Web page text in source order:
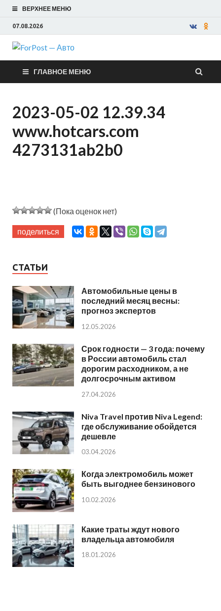
ВЕРХНЕЕ МЕНЮ
07.08.2026
ForPost —
Авто
ГЛАВНОЕ МЕНЮ
2023-05-02 12.39.34
www.hotcars.com
4273131ab2b0
(Пока оценок нет)
поделиться
СТАТЬИ
Автомобильные цены в
последний месяц весны:
прогноз экспертов
12.05.2026
Срок годности — 3 года: почему
в России автомобиль стал
дорогим расходником, а не
долгосрочным активом
27.04.2026
Niva Travel против Niva Legend:
где обслуживание обойдется
дешевле
03.04.2026
Когда электромобиль может
быть выгоднее бензинового
10.02.2026
Какие траты ждут нового
владельца автомобиля
18.01.2026